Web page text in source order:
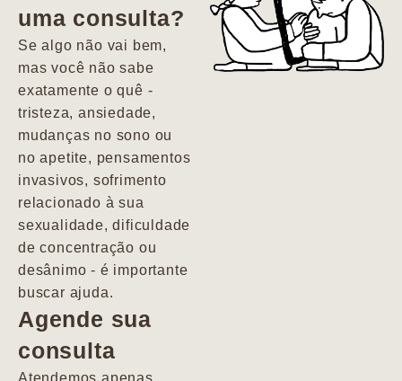
depressão e
agitação com
pensamentos
uma consulta?
Se algo não vai bem,
mas você não sabe
exatamente o quê -
tristeza, ansiedade,
mudanças no sono ou
no apetite, pensamentos
invasivos, sofrimento
relacionado à sua
sexualidade, dificuldade
de concentração ou
desânimo - é importante
buscar ajuda.
Agende sua
consulta
Atendemos apenas